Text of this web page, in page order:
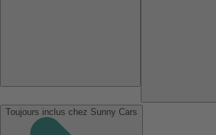
Toujours inclus chez Sunny Cars